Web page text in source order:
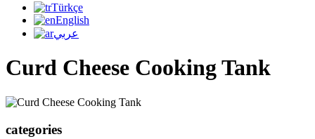
Türkçe
English
عربي
Curd Cheese Cooking Tank
categories